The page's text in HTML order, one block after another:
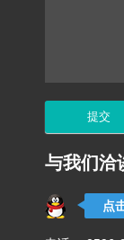
与我们洽
点